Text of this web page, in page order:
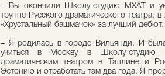
– Вы окончили Школу-студию МХАТ и
труппе Русского драматического теат­ра,
«Хрустальный башмачок» за лучший
– Я родилась в городе Вильянди. И
учиться в Москву в Школу-
драматическим театром в Таллине и
Эстонию и отработать там два года. Я